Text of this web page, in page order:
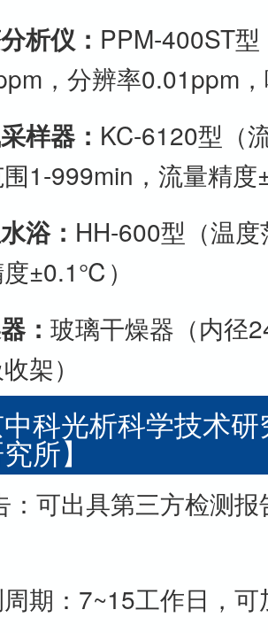
析仪： PPM-400ST
，分辨率0.01ppm
样器： KC-6120型（
1-999min，流量精度
浴： HH-600型（温
±0.1℃）
：玻璃干燥器（内径
架）
科光析科学技术
所】
：可出具第三方检测
周期：7~15工作日，